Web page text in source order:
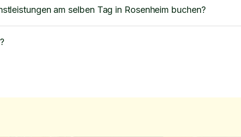
am selben Tag in Rosenheim buchen?